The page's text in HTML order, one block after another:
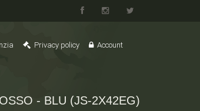
Privacy policy
Account
- BLU (JS-2X42EG)